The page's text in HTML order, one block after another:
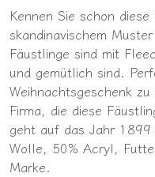
Kennen Sie schon
skandinavischem
Fäustlinge sind mit
und gemütlich sind.
Weihnachtsgeschenk
Firma, die diese
geht auf das Jahr
Wolle, 50% Acryl,
Marke.